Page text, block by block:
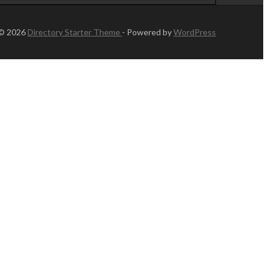
2026 Directory Starter Theme - Powered byWordPress